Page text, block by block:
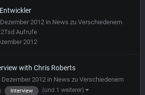
2012 in News zu Verschiedenem
Aufrufe
2012
with Chris Roberts
Dezember 2012 in News zu Verschiedenem
Interview (und 1 weiterer)